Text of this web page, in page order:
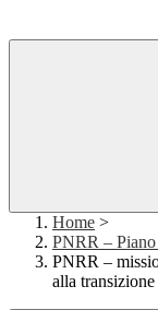
Home >
PNRR –
PNRR –
alla